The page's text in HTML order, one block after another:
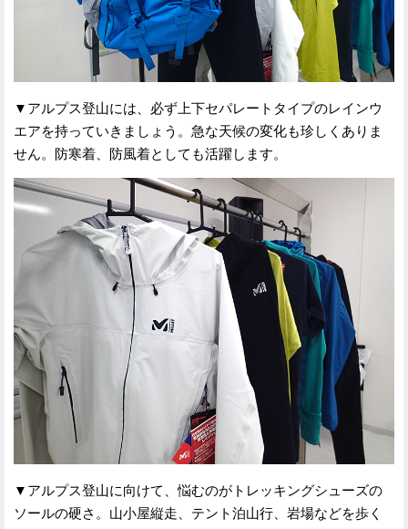
▼アルプス登山には、必ず上下セパレートタイプのレインウ
エアを持っていきましょう。急な天候の変化も珍しくありま
せん。防寒着、防風着としても活躍します。
▼アルプス登山に向けて、悩むのがトレッキングシューズの
ソールの硬さ。山小屋縦走、テント泊山行、岩場などを歩く